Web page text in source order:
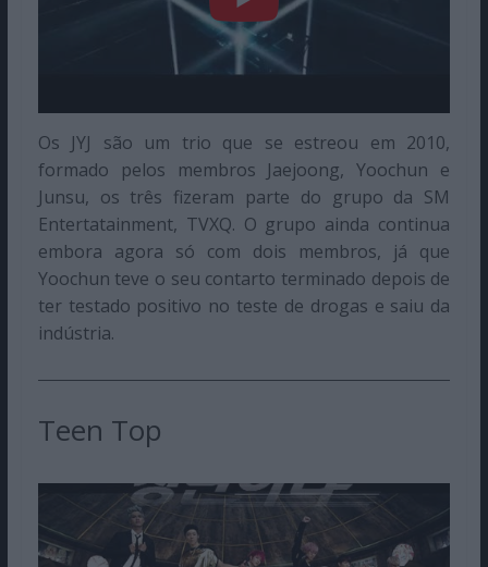
Os JYJ são um trio que se estreou em 2010,
formado pelos membros Jaejoong, Yoochun e
Junsu, os três fizeram parte do grupo da SM
Entertatainment, TVXQ. O grupo ainda continua
embora agora só com dois membros, já que
Yoochun teve o seu contarto terminado depois de
ter testado positivo no teste de drogas e saiu da
indústria.
Teen Top